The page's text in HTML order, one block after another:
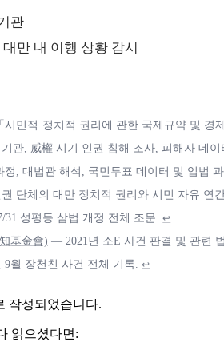
관
만 내 이행 상황 감시
민적·정치적 권리에 관한 국제규약 및 경
관, 威權 시기 인권 침해 조사, 피해자 데이
, 대법관 해석, 국민투표 데이터 및 입법 과
단체의 대만 정치적 권리와 시민 자유 연
31 성평등 삼법 개정 전체 조문. ↩
基金會) — 2021년 소E 사건 판결 및 관련
월 장천친 사건 전체 기록. ↩
작성되었습니다.
읽으셨다면: